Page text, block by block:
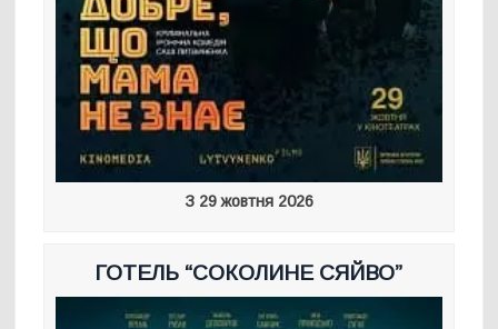
З 29 жовтня 2026
ГОТЕЛЬ “СОКОЛИНЕ СЯЙВО”